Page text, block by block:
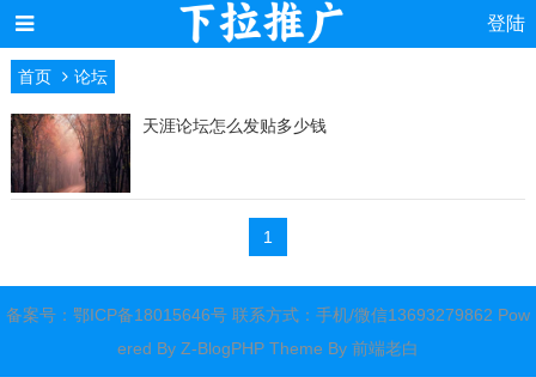
登陆
首页 论坛
天涯论坛怎么发贴多少钱
1
备案号： 鄂ICP备18015646号联系方式：手机/微信13693279862 Pow
ered By Z-BlogPHPTheme By 前端老白